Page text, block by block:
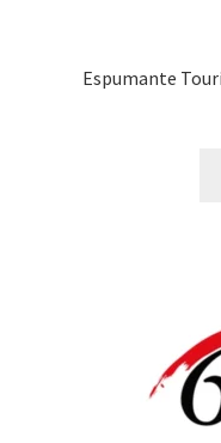
Espumante